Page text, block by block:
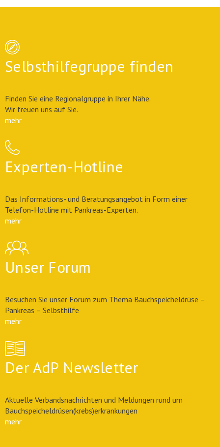
Selbsthilfegruppe finden
Finden Sie eine Regionalgruppe in Ihrer Nähe.
Wir freuen uns auf Sie.
mehr
Experten-Hotline
Das Informations- und Beratungsangebot in Form einer
Telefon-Hotline mit Pankreas-Experten.
mehr
Unser Forum
Besuchen Sie unser Forum zum Thema Bauchspeicheldrüse –
Pankreas – Selbsthilfe
mehr
Der AdP Newsletter
Aktuelle Verbandsnachrichten und Meldungen rund um
Bauchspeicheldrüsen(krebs)erkrankungen
mehr